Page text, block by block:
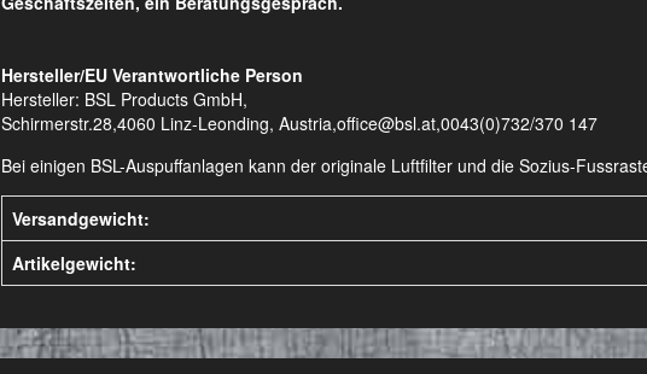
Hersteller/EU Verantwortliche Person
Hersteller: BSL Products GmbH,
Schirmerstr.28,4060 Linz-Leonding, Austria,office@bsl.at,0043(0)732/370 147
Bei einigen BSL-Auspuffanlagen kann der originale Luftfilter und die Sozius-
Versandgewicht:
Artikelgewicht: